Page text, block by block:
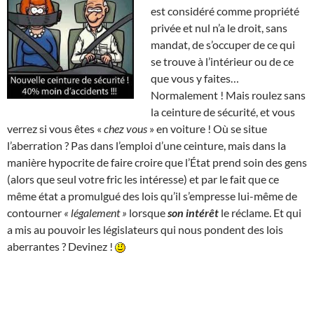
est considéré comme propriété
privée et nul n’a le droit, sans
mandat, de s’occuper de ce qui
se trouve à l’intérieur ou de ce
que vous y faites…
Normalement ! Mais roulez sans
la ceinture de sécurité, et vous
verrez si vous êtes « chez vous » en voiture ! Où se situe
l’aberration ? Pas dans l’emploi d’une ceinture, mais dans la
manière hypocrite de faire croire que l’État prend soin des gens
(alors que seul votre fric les intéresse) et par le fait que ce
même état a promulgué des lois qu’il s’empresse lui-même de
contourner « légalement » lorsqueson intérêt le réclame. Et qui
a mis au pouvoir les législateurs qui nous pondent des lois
aberrantes ? Devinez !